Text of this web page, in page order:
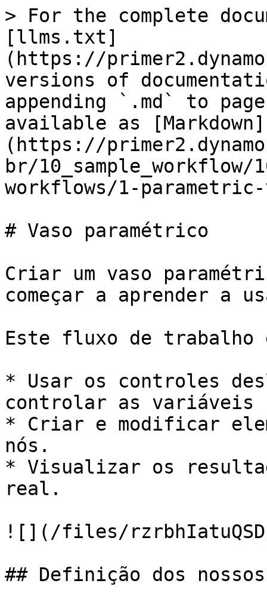
> For the complete
[llms.txt]
(https://
versions of
appending `.md` to
available as [Markdown]
(https://
br/
workflows/1-
# Vaso paramétrico
Criar um vaso
começar a aprender a
Este fluxo de trabalho
* Usar os controles
controlar as variáveis
* Criar e modificar
nós.
* Visualizar os
real.
![](/files/
## Definição dos